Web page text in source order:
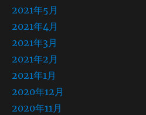
2021年5月
2021年4月
2021年3月
2021年2月
2021年1月
2020年12月
2020年11月